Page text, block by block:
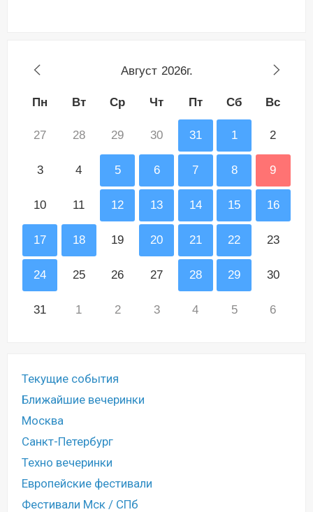
Август 2026г.
Пн Вт Ср Чт Пт Сб Вс
27 28 29 30 31 1 2
3 4 5 6 7 8 9
10 11 12 13 14 15 16
17 18 19 20 21 22 23
24 25 26 27 28 29 30
31 1 2 3 4 5 6
Текущие события
Ближайшие вечеринки
Москва
Санкт-Петербург
Техно вечеринки
Европейские фестивали
Фестивали Мск / СПб